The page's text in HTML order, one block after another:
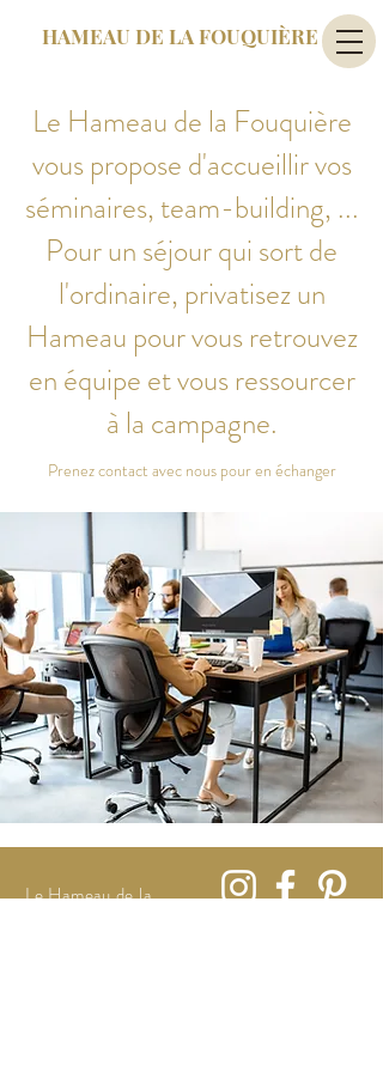
HAMEAU DE LA FOUQUIÈRE
Le Hameau de la Fouquière
vous propose d'accueillir vos
séminaires, team-building, ...
Pour un séjour qui sort de
l'ordinaire, privatisez un
Hameau pour vous retrouvez
en équipe et vous ressourcer
à la campagne.
Prenez contact avec nous pour en échanger
Le Hameau de la